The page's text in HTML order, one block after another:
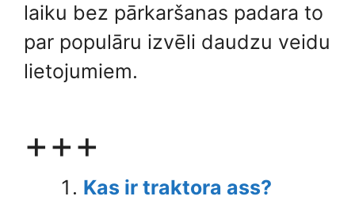
laiku bez pārkaršanas padara to
par populāru izvēli daudzu veidu
lietojumiem.
+++
Kas ir traktora ass?